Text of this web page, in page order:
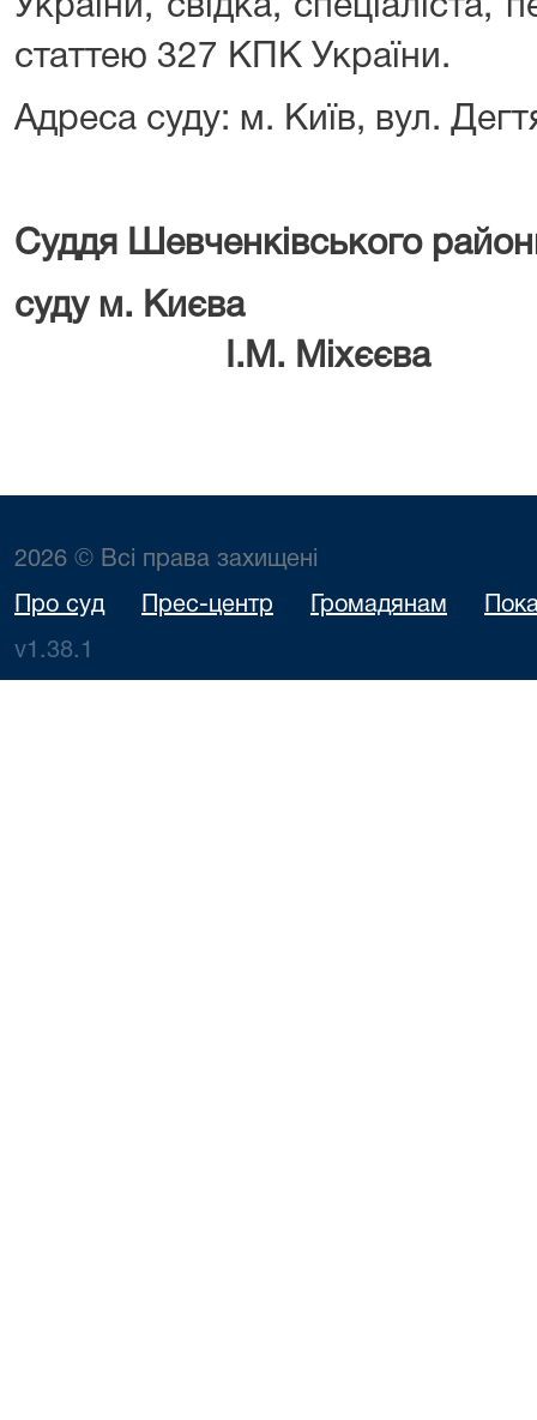
України, свідка, спеціаліста,
статтею 327 КПК України.
Адреса суду: м. Київ, вул.
Суддя Шевченківського
суду м.
І.М. Міхєєва
2026 © Всі права захищені
Про суд Прес-центр Громадянам
v1.38.1